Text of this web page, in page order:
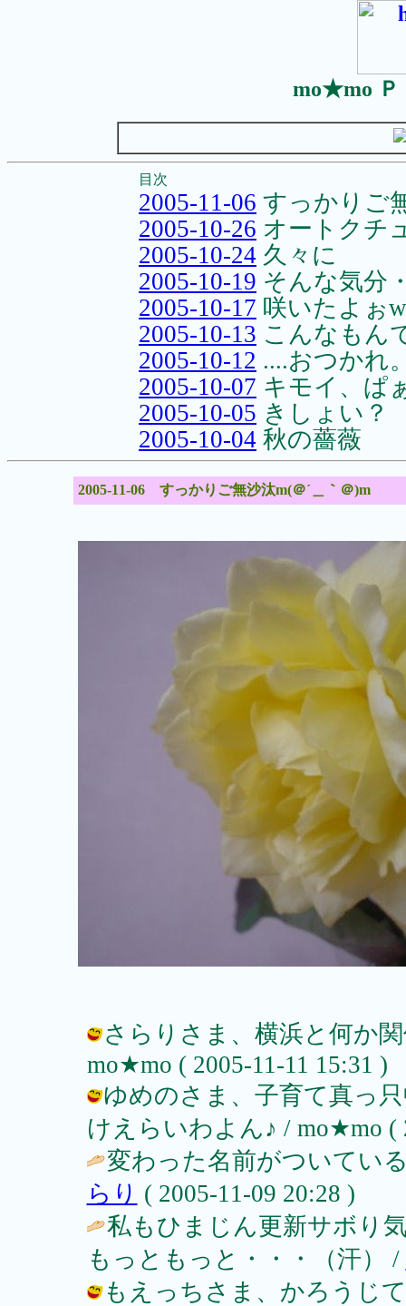
mo★mo Ｐ
目次
2005-11-06 すっかりご
2005-10-26 オートクチ
2005-10-24 久々に
2005-10-19 そんな気分
2005-10-17 咲いたよぉ
2005-10-13 こんなもん
2005-10-12 ....おつかれ
2005-10-07 キモイ、ぱ
2005-10-05 きしょい？
2005-10-04 秋の薔薇
2005-11-06 すっかりご無沙汰m(＠´＿｀＠)m
さらりさま、横浜と何か
mo★mo ( 2005-11-11 15:31 )
ゆめのさま、子育て真っ
けえらいわよん♪ / mo★mo (
変わった名前がついてい
らり ( 2005-11-09 20:28 )
私もひまじん更新サボり
もっともっと・・・（汗） /
もえっちさま、かろうじ